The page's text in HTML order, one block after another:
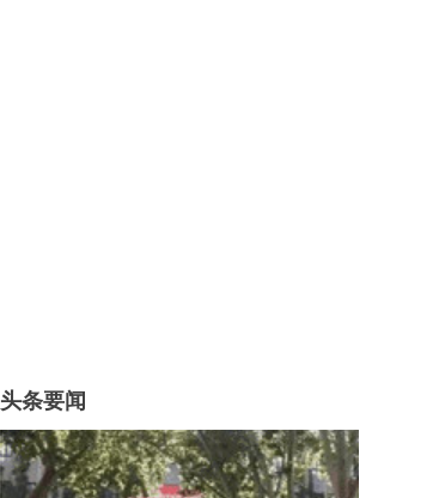
头条要闻